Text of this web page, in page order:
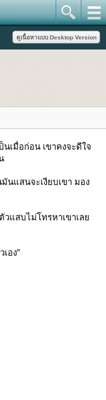
นเมื่อก่อน เขาคงจะดีใจ
แสนจะเงียบเขา มอง
วแสบไม่โทรหาเขาเล
อง”